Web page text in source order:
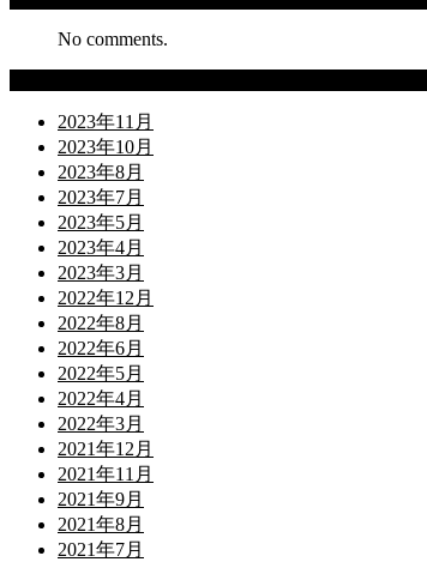
No comments.
2023年11月
2023年10月
2023年8月
2023年7月
2023年5月
2023年4月
2023年3月
2022年12月
2022年8月
2022年6月
2022年5月
2022年4月
2022年3月
2021年12月
2021年11月
2021年9月
2021年8月
2021年7月